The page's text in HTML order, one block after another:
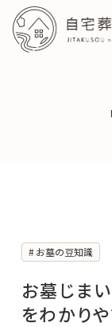
自宅葬について
寺院葬について
お墓の豆知識
お墓じま
をわかり